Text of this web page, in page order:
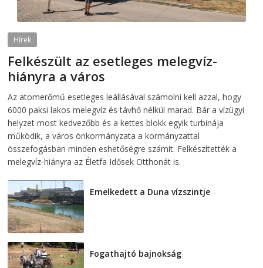
Hírek
Felkészült az esetleges melegvíz-
hiányra a város
Az atomerőmű esetleges leállásával számolni kell azzal, hogy
6000 paksi lakos melegvíz és távhő nélkül marad. Bár a vízügyi
helyzet most kedvezőbb és a kettes blokk egyik turbinája
működik, a város önkormányzata a kormányzattal
összefogásban minden eshetőségre számít. Felkészítették a
melegvíz-hiányra az Életfa Idősek Otthonát is.
Emelkedett a Duna vízszintje
Fogathajtó bajnokság